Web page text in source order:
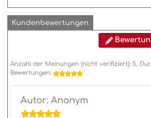
Kundenbewertungen
Anzahl der Meinungen (nicht verifiziert): 5,
Bewertungen:
Autor: Anonym